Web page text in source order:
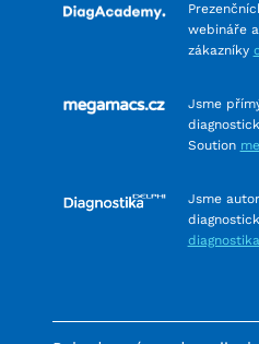
webináře
zákazníky
Jsme
Soution
Jsme